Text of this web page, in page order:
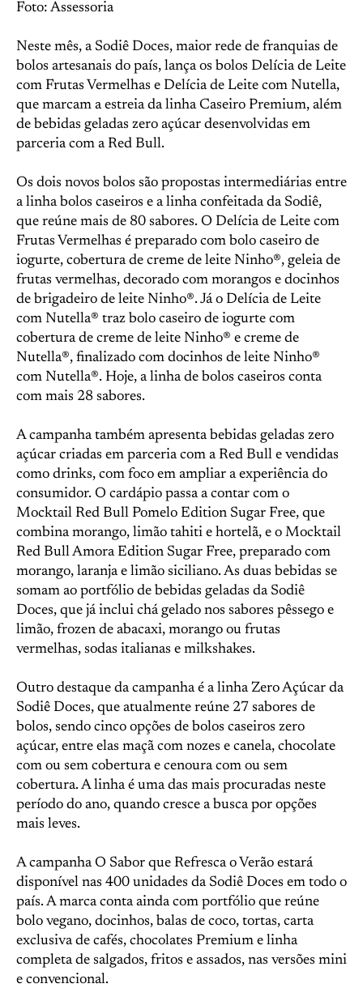
Foto: Assessoria
Neste mês, a Sodiê Doces, maior rede de franquias de
bolos artesanais do país, lança os bolos Delícia de Leite
com Frutas Vermelhas e Delícia de Leite com Nutella,
que marcam a estreia da linha Caseiro Premium, além
de bebidas geladas zero açúcar desenvolvidas em
parceria com a Red Bull.
Os dois novos bolos são propostas intermediárias entre
a linha bolos caseiros e a linha confeitada da Sodiê,
que reúne mais de 80 sabores. O Delícia de Leite com
Frutas Vermelhas é preparado com bolo caseiro de
iogurte, cobertura de creme de leite Ninho®️, geleia de
frutas vermelhas, decorado com morangos e docinhos
de brigadeiro de leite Ninho®️. Já o Delícia de Leite
com Nutella®️ traz bolo caseiro de iogurte com
cobertura de creme de leite Ninho®️ e creme de
Nutella®️, finalizado com docinhos de leite Ninho®️
com Nutella®️. Hoje, a linha de bolos caseiros conta
com mais 28 sabores.
A campanha também apresenta bebidas geladas zero
açúcar criadas em parceria com a Red Bull e vendidas
como drinks, com foco em ampliar a experiência do
consumidor. O cardápio passa a contar com o
Mocktail Red Bull Pomelo Edition Sugar Free, que
combina morango, limão tahiti e hortelã, e o Mocktail
Red Bull Amora Edition Sugar Free, preparado com
morango, laranja e limão siciliano. As duas bebidas se
somam ao portfólio de bebidas geladas da Sodiê
Doces, que já inclui chá gelado nos sabores pêssego e
limão, frozen de abacaxi, morango ou frutas
vermelhas, sodas italianas e milkshakes.
Outro destaque da campanha é a linha Zero Açúcar da
Sodiê Doces, que atualmente reúne 27 sabores de
bolos, sendo cinco opções de bolos caseiros zero
açúcar, entre elas maçã com nozes e canela, chocolate
com ou sem cobertura e cenoura com ou sem
cobertura. A linha é uma das mais procuradas neste
período do ano, quando cresce a busca por opções
mais leves.
A campanha O Sabor que Refresca o Verão estará
disponível nas 400 unidades da Sodiê Doces em todo o
país. A marca conta ainda com portfólio que reúne
bolo vegano, docinhos, balas de coco, tortas, carta
exclusiva de cafés, chocolates Premium e linha
completa de salgados, fritos e assados, nas versões mini
e convencional.